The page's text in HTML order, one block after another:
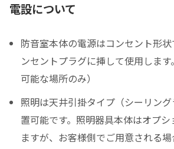
電設について
防音室本体の電源はコンセント形
ンセントプラグに挿して使用しま
可能な場所のみ）
照明は天井引掛タイプ（シーリン
置可能です。照明器具本体はオプ
ますが、お客様側でご用意される